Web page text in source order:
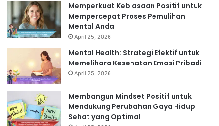
Memperkuat Kebiasaan Positif untuk
Mempercepat Proses Pemulihan
Mental Anda
April 25, 2026
Mental Health: Strategi Efektif untuk
Memelihara Kesehatan Emosi Pribadi
April 25, 2026
Membangun Mindset Positif untuk
Mendukung Perubahan Gaya Hidup
Sehat yang Optimal